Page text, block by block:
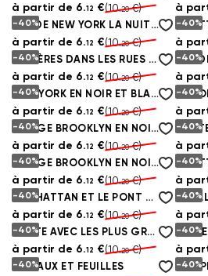
à partir de 6.12 €(10.20€) à
-40% VUE DE NEW YORK LA NUIT DE L'AUTRE CÔTÉ
à partir de 6.12 €(10.20€)
-40%
à
-40% LUMIÈRES DANS LES RUES DE NEW YORK LA NUIT
à partir de 6.12 €(10.20€)
-40%
à
-40% NEW YORK EN NOIR ET BLANC
à partir de 6.12 €(10.20€)
-40%
à
-40% BRIDGE BROOKLYN EN NOIR ET BLANC
à partir de 6.12 €(10.20€)
-40%
à
-40% BRIDGE BROOKLYN EN NOIR ET BLANC
à partir de 6.12 €(10.20€)
-40%
à
-40% MANHATTAN ET LE PONT DE BROOKLYN EN NOIR ET BLANC
à partir de 6.12 €(10.20€)
-40%
à
-40% CARTE AVEC LES PLUS GRANDS PAYS DU MONDE
à partir de 6.12 €(10.20€)
-40%
à
-40%
OISEAUX ET FEUILLES -40%